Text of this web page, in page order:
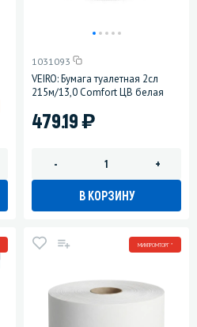
1031093
VEIRO: Бумага туалетная 2сл
215м/13,0 Comfort ЦВ белая
479.19)
- +
В КОРЗИНУ
МИНПРОМТОРГ *